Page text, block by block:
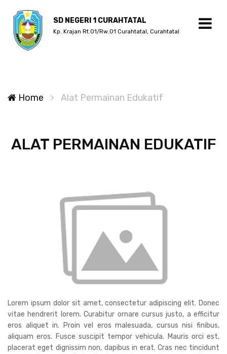
SD NEGERI 1 CURAHTATAL
Kp. Krajan Rt.01/Rw.01 Curahtatal, Curahtatal
Home Alat Permainan Edukatif
ALAT PERMAINAN EDUKATIF
Lorem ipsum dolor sit amet, consectetur adipiscing elit. Donec
vitae hendrerit lorem. Curabitur ornare cursus justo, a efficitur
eros aliquet in. Proin vel eros malesuada, cursus nisi finibus,
aliquam eros. Fusce suscipit tempor vehicula. Mauris orci est,
placerat eget dignissim non, dapibus in erat. Cras nec tincidunt